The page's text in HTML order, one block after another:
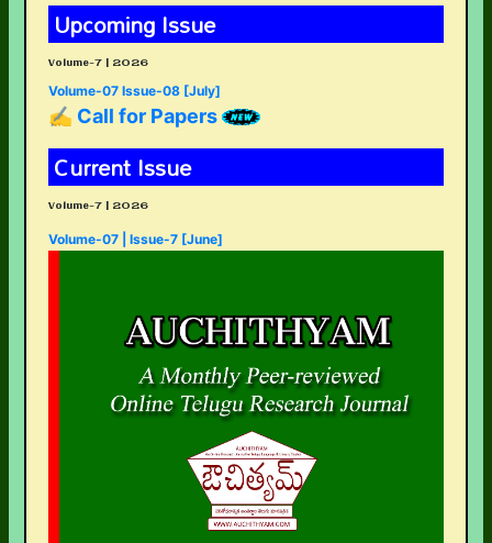
Upcoming Issue
Volume-7 | 2026
Volume-07 Issue-08 [July]
✍ Call for Papers
Current Issue
Volume-7 | 2026
Volume-07 | Issue-7 [June]